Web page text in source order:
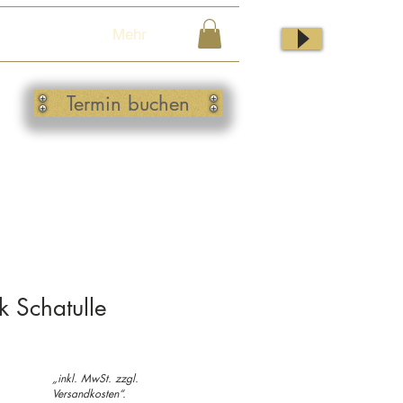
Mehr
Termin buchen
Schatulle
„inkl. MwSt. zzgl.
Versandkosten“.